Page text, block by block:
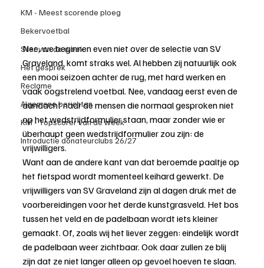
KM - Meest scorende ploeg
Bekervoetbal
Ster van de week
Het gesprek
Reclame
Algemene berichten
KM - Topscorer van de week
Introductie donateurclubs 26/27
Nee, we beginnen even niet over de selectie van SV
Graveland, komt straks wel. Al hebben zij natuurlijk ook
een mooi seizoen achter de rug, met hard werken en
vaak oogstrelend voetbal. Nee, vandaag eerst even de
aandacht naar de mensen die normaal gesproken niet
op het wedstrijdformulier staan, maar zonder wie er
überhaupt geen wedstrijdformulier zou zijn: de
vrijwilligers.
Want aan de andere kant van dat beroemde paaltje op
het fietspad wordt momenteel keihard gewerkt. De
vrijwilligers van SV Graveland zijn al dagen druk met de
voorbereidingen voor het derde kunstgrasveld. Het bos
tussen het veld en de padelbaan wordt iets kleiner
gemaakt. Of, zoals wij het liever zeggen: eindelijk wordt
de padelbaan weer zichtbaar. Ook daar zullen ze blij
zijn dat ze niet langer alleen op gevoel hoeven te slaan.